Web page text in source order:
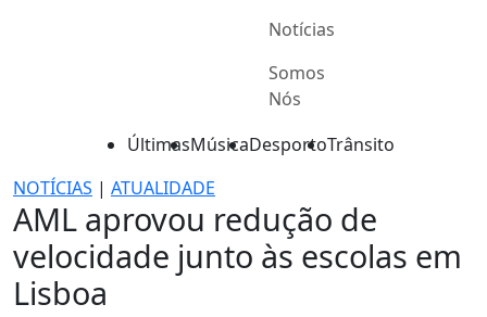
Notícias
Somos
Nós
ÚltimasMúsicaDesportoTrânsito
NOTÍCIAS | ATUALIDADE
AML aprovou redução de
velocidade junto às escolas em
Lisboa